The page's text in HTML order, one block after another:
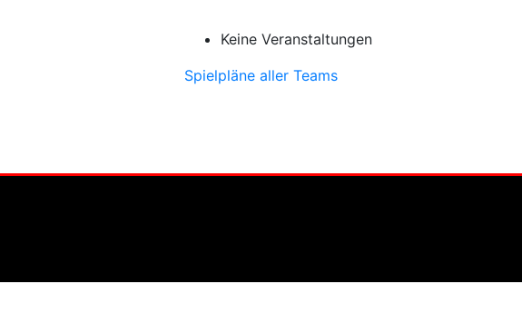
Keine Veranstaltungen
Spielpläne aller Teams